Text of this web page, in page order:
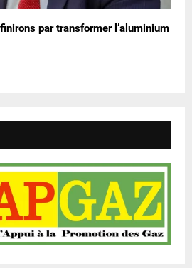
par transformer l’aluminium